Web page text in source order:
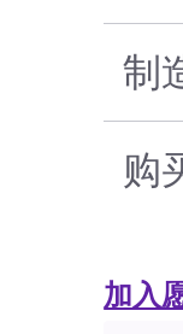
制
购
加入